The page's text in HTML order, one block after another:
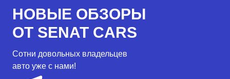
НОВЫЕ ОБЗОРЫ
ОТ SENAT CARS
Сотни довольных владельцев
авто уже с нами!